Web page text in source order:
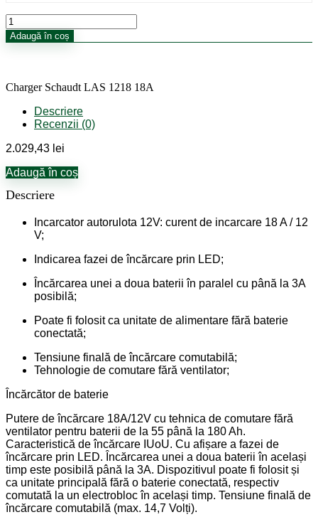
Cantitate
Charger
Schaudt
18A
Adaugă în coș
Charger Schaudt LAS 1218 18A
Descriere
Recenzii (0)
2.029,43 lei
Adaugă în coș
Descriere
Incarcator autorulota 12V: curent de incarcare 18 A / 12
V;
Indicarea fazei de încărcare prin LED;
Încărcarea unei a doua baterii în paralel cu până la 3A
posibilă;
Poate fi folosit ca unitate de alimentare fără baterie
conectată;
Tensiune finală de încărcare comutabilă;
Tehnologie de comutare fără ventilator;
Încărcător de baterie
Putere de încărcare 18A/12V cu tehnica de comutare fără
ventilator pentru baterii de la 55 până la 180 Ah.
Caracteristică de încărcare IUoU. Cu afișare a fazei de
încărcare prin LED. Încărcarea unei a doua baterii în același
timp este posibilă până la 3A. Dispozitivul poate fi folosit și
ca unitate principală fără o baterie conectată, respectiv
comutată la un electrobloc în același timp. Tensiune finală de
încărcare comutabilă (max. 14,7 Volți).